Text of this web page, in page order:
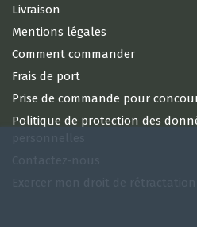
Livraison
Mentions légales
Comment commander
Frais de port
Prise de commande pour
Politique de protection des